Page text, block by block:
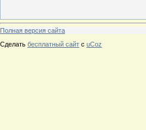
Полная версия сайта
Сделать бесплатный сайт с uCoz